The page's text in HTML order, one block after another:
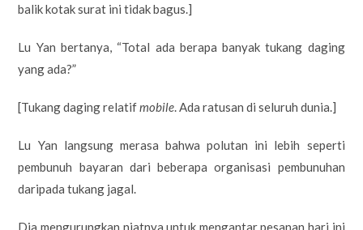
balik kotak surat ini tidak bagus.]
Lu Yan bertanya, “Total ada berapa banyak tukang daging
yang ada?”
[Tukang daging relatifmobile. Ada ratusan di seluruh dunia.]
Lu Yan langsung merasa bahwa polutan ini lebih seperti
pembunuh bayaran dari beberapa organisasi pembunuhan
daripada tukang jagal.
Dia mengurungkan niatnya untuk mengantar pesanan hari ini